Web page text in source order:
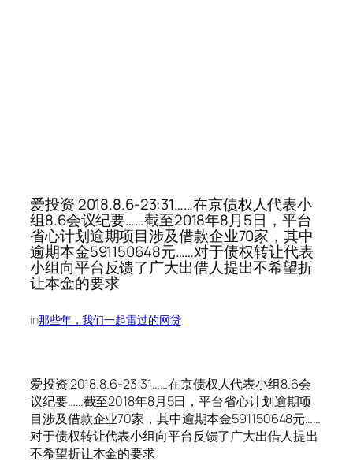
爱投资 2018.8.6-23:31……在京债权人代表小
组8.6会议纪要……截至2018年8月5日，平台
省心计划逾期项目涉及借款企业70家，其中
逾期本金591150648元……对于债权转让代表
小组向平台反馈了广大出借人提出不希望折
让本金的要求
in那些年，我们一起雷过的网贷
爱投资 2018.8.6-23:31……在京债权人代表小组8.6会
议纪要……截至2018年8月5日，平台省心计划逾期项
目涉及借款企业70家，其中逾期本金591150648元……
对于债权转让代表小组向平台反馈了广大出借人提出
不希望折让本金的要求